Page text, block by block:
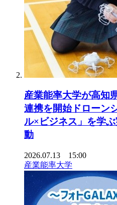
産業能率大学が高知
連携を開始ドローン
ル×ビジネス」を学
動
2026.07.13 15:00
産業能率大学